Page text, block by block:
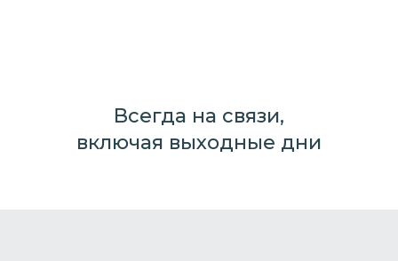
Всегда на связи,
включая выходные дни